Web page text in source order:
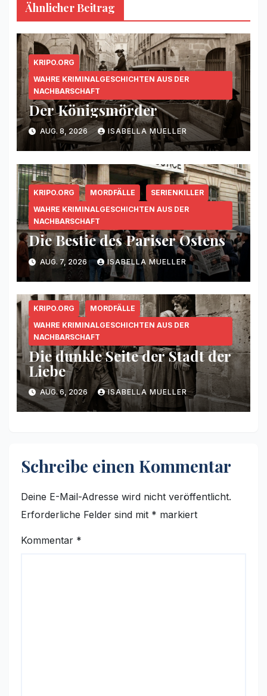
Ähnlicher Beitrag
KRIPO.ORG
WAHRE KRIMINALGESCHICHTEN AUS DER
NACHBARSCHAFT
Der Königsmörder
AUG. 8, 2026 ISABELLA MUELLER
KRIPO.ORG MORDFÄLLE
SERIENKILLER
WAHRE KRIMINALGESCHICHTEN AUS DER
NACHBARSCHAFT
Die Bestie des Pariser Ostens
AUG. 7, 2026 ISABELLA MUELLER
KRIPO.ORG
MORDFÄLLE
WAHRE KRIMINALGESCHICHTEN AUS DER
NACHBARSCHAFT
Die dunkle Seite der Stadt der
Liebe
AUG. 6, 2026 ISABELLA MUELLER
Schreibe einen Kommentar
Deine E-Mail-Adresse wird nicht veröffentlicht.
Erforderliche Felder sind mit * markiert
Kommentar *